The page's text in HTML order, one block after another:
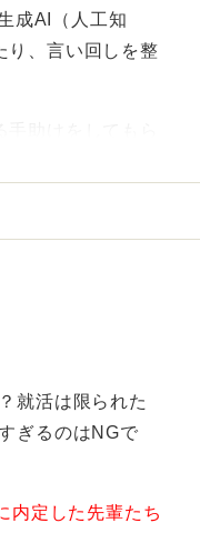
成AI（人工知
り、言い回しを整
助けをしてもら
まうと、あなた
具体的にどうい
てしまいます。
具体例を交えて
就活は限られた
ぎるのはNGで
内定した先輩たち